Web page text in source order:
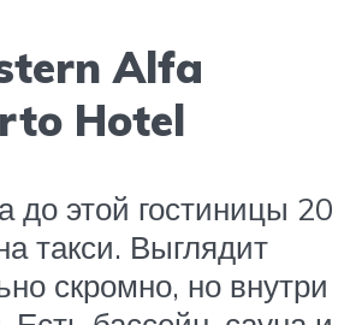
Alfa
Hotel
до этой гостиницы 20
такси. Выглядит
скромно, но внутри